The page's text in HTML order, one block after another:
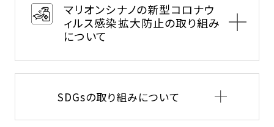
マリオンシナノの新型コロナウ
ィルス感染拡大防止の取り組み
について
SDGsの取り組みについて